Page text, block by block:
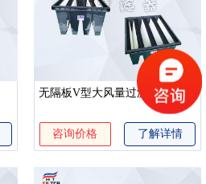
无隔板V型大风量过滤器
咨询价格 了解详情